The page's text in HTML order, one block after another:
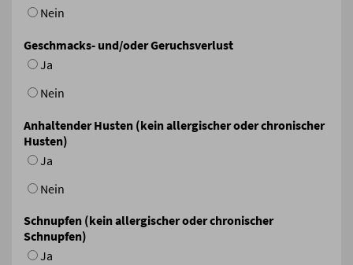
Nein
Geschmacks- und/oder Geruchsverlust
Ja
Nein
Anhaltender Husten (kein allergischer oder chronischer
Husten)
Ja
Nein
Schnupfen (kein allergischer oder chronischer
Schnupfen)
Ja